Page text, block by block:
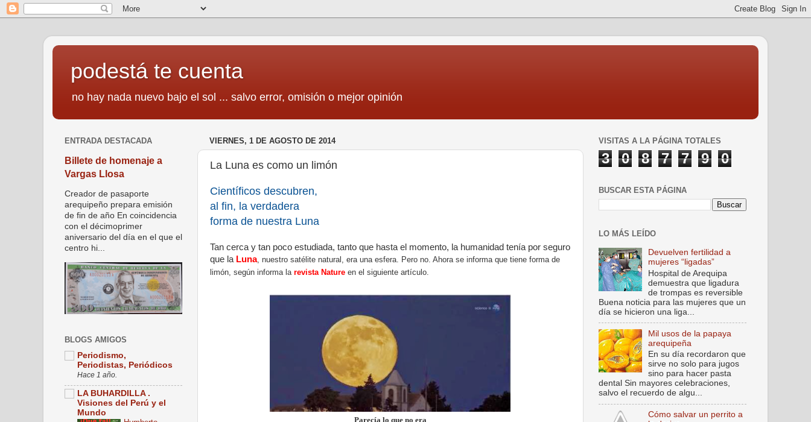
podestá te cuenta
no hay nada nuevo bajo el sol ... salvo error, omisión o mejor opinión
VIERNES, 1 DE AGOSTO DE 2014
La Luna es como un limón
Científicos descubren,
al fin, la verdadera
forma de nuestra Luna
Tan cerca y tan poco estudiada, tanto que hasta el momento, la humanidad tenía por seguro
que la Luna, nuestro satélite natural, era una esfera. Pero no. Ahora se informa que tiene forma de
limón, según informa la revista Nature en el siguiente artículo.
Parecía lo que no era
ENTRADA DESTACADA
Billete de homenaje a
Vargas Llosa
Creador de pasaporte
arequipeño prepara emisión
de fin de año En coincidencia
con el décimoprimer
aniversario del día en el que el
centro hi...
BLOGS AMIGOS
Periodismo,
Periodistas, Periódicos
Hace 1 año.
LA BUHARDILLA .
Visiones del Perú y el
Mundo
VISITAS A LA PÁGINA TOTALES
3 0 8 7 7 9 0
BUSCAR ESTA PÁGINA
LO MÁS LEÍDO
Devuelven fertilidad a
mujeres “ligadas”
Hospital de Arequipa
demuestra que ligadura
de trompas es reversible
Buena noticia para las mujeres que un
día se hicieron una liga...
Mil usos de la papaya
arequipeña
En su día recordaron que
sirve no solo para jugos
sino para hacer pasta
dental Sin mayores celebraciones,
salvo el recuerdo de algu...
Cómo salvar un perrito a